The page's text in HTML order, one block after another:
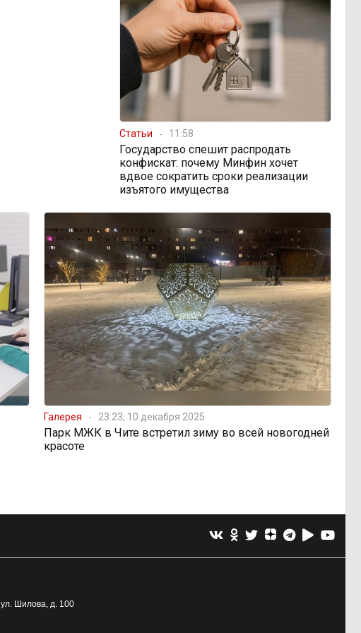
Статьи 11:58
Государство спешит распродать
конфискат: почему Минфин хочет
вдвое сократить сроки реализации
изъятого имущества
Галерея 23:23, 10 декабря 2025
Парк МЖК в Чите встретил зиму во всей новогодней
красоте
ул. Шилова, д. 100